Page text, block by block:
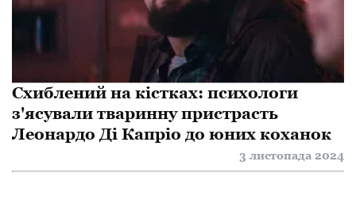
Схиблений на кістках: психологи
з'ясували тваринну пристрасть
Леонардо Ді Капріо до юних коханок
3 листопада 2024